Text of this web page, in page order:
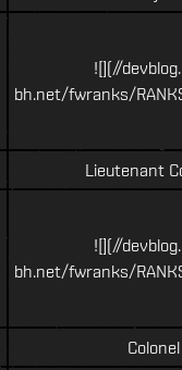
![](//
bh.net/fwranks/
Lieutenant
![](//
bh.net/fwranks/
Colonel